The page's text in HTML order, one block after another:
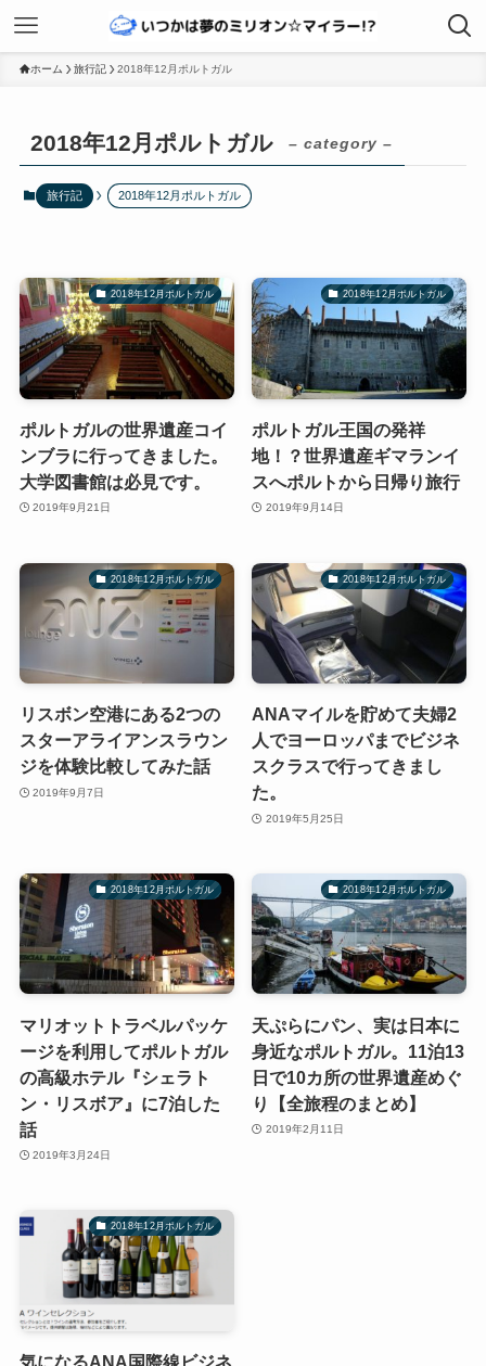
ホーム 旅行記 2018年12月ポルトガル
2018年12月ポルトガル – category –
旅行記 2018年12月ポルトガル
2018年12月ポルトガル
ポルトガルの世界遺産コイ
ンブラに行ってきました。
大学図書館は必見です。
2019年9月21日
2018年12月ポルトガル
ポルトガル王国の発祥
地！？世界遺産ギマランイ
スへポルトから日帰り旅行
2019年9月14日
2018年12月ポルトガル
リスボン空港にある2つの
スターアライアンスラウン
ジを体験比較してみた話
2019年9月7日
2018年12月ポルトガル
ANAマイルを貯めて夫婦2
人でヨーロッパまでビジネ
スクラスで行ってきまし
た。
2019年5月25日
2018年12月ポルトガル
マリオットトラベルパッケ
ージを利用してポルトガル
の高級ホテル『シェラト
ン・リスボア』に7泊した
話
2019年3月24日
2018年12月ポルトガル
天ぷらにパン、実は日本に
身近なポルトガル。11泊13
日で10カ所の世界遺産めぐ
り【全旅程のまとめ】
2019年2月11日
2018年12月ポルトガル
気になるANA国際線ビジネ